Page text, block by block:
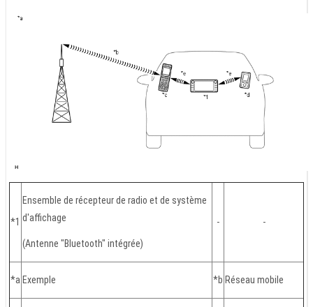
*1
Ensemble de récepteur de radio et de système
d'affichage
(Antenne "Bluetooth" intégrée)
- -
*a Exemple *b Réseau mobile